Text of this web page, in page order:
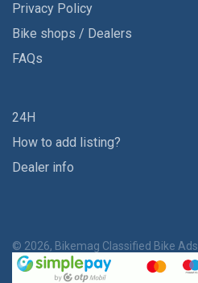
Privacy Policy
Bike shops / Dealers
FAQs
24H
How to add listing?
Dealer info
© 2026, Bikemag Classified Bike Ads